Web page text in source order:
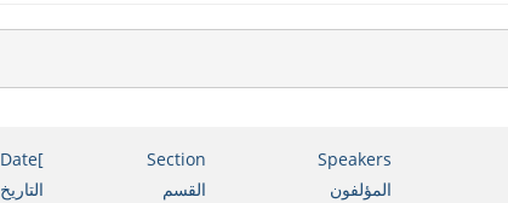
Speakers
المؤلفون
Section
القسم
]Date
التاريخ